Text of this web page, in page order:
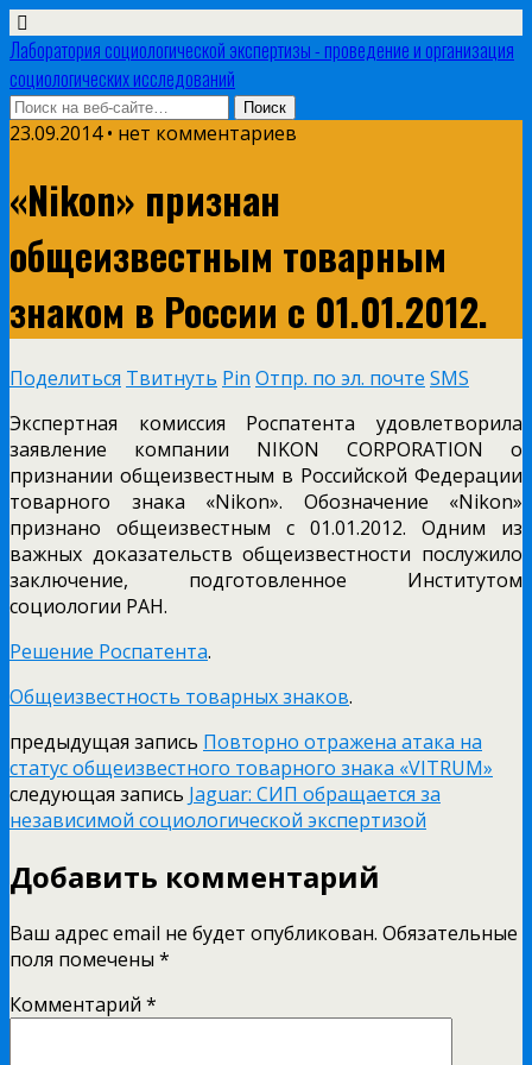
Лаборатория социологической экспертизы - проведение и организация
социологических исследований
23.09.2014 • нет комментариев
«Nikon» признан
общеизвестным товарным
знаком в России с 01.01.2012.
Поделиться Твитнуть Pin Отпр. по эл. почте SMS
Экспертная комиссия Роспатента удовлетворила
заявление компании NIKON CORPORATION о
признании общеизвестным в Российской Федерации
товарного знака «Nikon». Обозначение «Nikon»
признано общеизвестным с 01.01.2012. Одним из
важных доказательств общеизвестности послужило
заключение, подготовленное Институтом
социологии РАН.
Решение Роспатента.
Общеизвестность товарных знаков.
предыдущая запись Повторно отражена атака на
статус общеизвестного товарного знака «VITRUM»
следующая запись Jaguar: СИП обращается за
независимой социологической экспертизой
Добавить комментарий
Ваш адрес email не будет опубликован. Обязательные
поля помечены *
Комментарий *